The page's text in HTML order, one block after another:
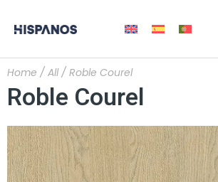
Home / All/ Roble Courel
Roble Courel